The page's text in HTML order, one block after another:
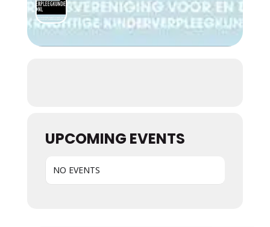
UPCOMING EVENTS
NO EVENTS